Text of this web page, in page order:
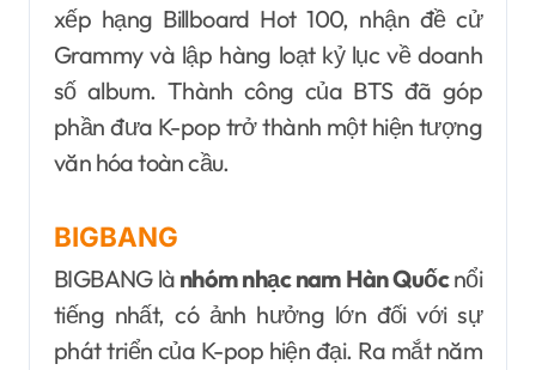
xếp hạng Billboard Hot 100, nhận đề cử
Grammy và lập hàng loạt kỷ lục về doanh
số album. Thành công của BTS đã góp
phần đưa K-pop trở thành một hiện tượng
văn hóa toàn cầu.
BIGBANG
BIGBANG là nhóm nhạc nam Hàn Quốcnổi
tiếng nhất, có ảnh hưởng lớn đối với sự
phát triển của K-pop hiện đại. Ra mắt năm